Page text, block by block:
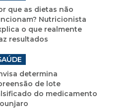
que as dietas não
Nutricionista
o que realmente
resultados
determina
de lote
do medicamento